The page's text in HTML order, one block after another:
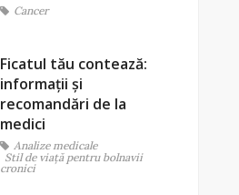
Cancer
Ficatul tău contează:
informații și
recomandări de la
medici
Analize medicale
Stil de viaţă pentru bolnavii
cronici